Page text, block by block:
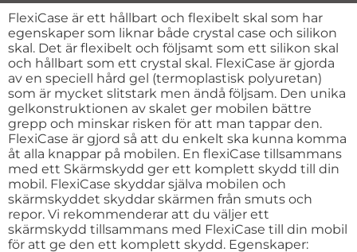
Produktbeskrivning
FlexiCase är ett hållbart och flexibelt skal som har
egenskaper som liknar både crystal case och silikon
skal. Det är flexibelt och följsamt som ett silikon skal
och hållbart som ett crystal skal. FlexiCase är gjorda
av en speciell hård gel (termoplastisk polyuretan)
som är mycket slitstark men ändå följsam. Den unika
gelkonstruktionen av skalet ger mobilen bättre
grepp och minskar risken för att man tappar den.
FlexiCase är gjord så att du enkelt ska kunna komma
åt alla knappar på mobilen. En flexiCase tillsammans
med ett Skärmskydd ger ett komplett skydd till din
mobil. FlexiCase skyddar själva mobilen och
skärmskyddet skyddar skärmen från smuts och
repor. Vi rekommenderar att du väljer ett
skärmskydd tillsammans med FlexiCase till din mobil
för att ge den ett komplett skydd. Egenskaper: